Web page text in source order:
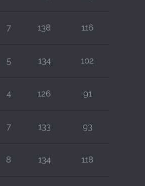
7 138 116
5 134 102
4 126 91
7 133 93
8 134 118